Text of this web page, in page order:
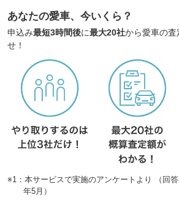
あなたの愛車、今いくら？
申込み最短3時間後に最大20社から愛車の査
せ！
※1：本サービスで実施のアンケートより （回
年5月）